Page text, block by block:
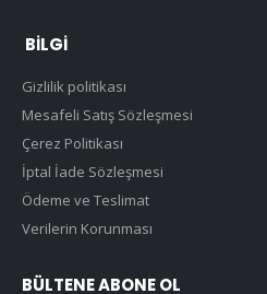
BILGI
Gizlilik politikası
Mesafeli Satış Sözleşmesi
Çerez Politikası
İptal İade Sözleşmesi
Ödeme ve Teslimat
Verilerin Korunması
BÜLTENE ABONE OL